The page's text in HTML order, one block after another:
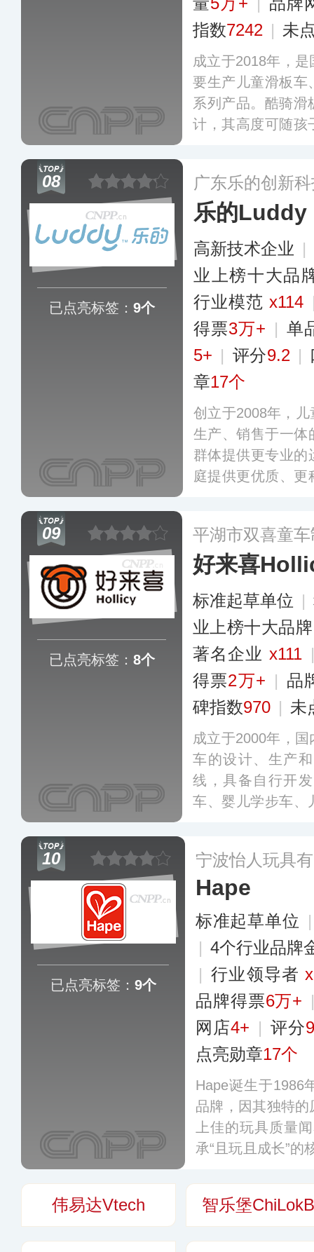
指数7242 | 未
成立于2018年，
要生产儿童滑板车
系列产品。酷骑滑
计，其高度可随孩
球20多个国家和地
08
已点亮标签： 9个
广东乐的创新
乐的Luddy
高新技术企业 |
业上榜十大品
行业模范 x114
得票3万+ | 单
5+ | 评分9.2 |
章17个
创立于2008年，
生产、销售于一体
群体提供更专业的
庭提供更优质、
09
已点亮标签： 8个
平湖市双喜童
好来喜
标准起草单位 |
业上榜十大品牌
著名企业 x111
得票2万+ | 品
碑指数970 | 未
成立于2000年，
车的设计、生产
线，具备自行开
车、婴儿学步车、
具给孩子们。更多
10
已点亮标签： 9个
宁波怡人玩具
Hape
标准起草单位
| 4个行业品牌
| 行业领导者
品牌得票6万+
网店4+ | 评分
点亮勋章17个
Hape诞生于1986
品牌，因其独特
上佳的玩具质量
承“且玩且成长”的
世界多个国家和
伟易达Vtech 智乐堡